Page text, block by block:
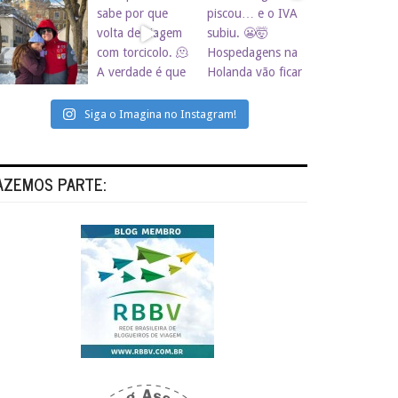
Siga o Imagina no Instagram!
PARTE: